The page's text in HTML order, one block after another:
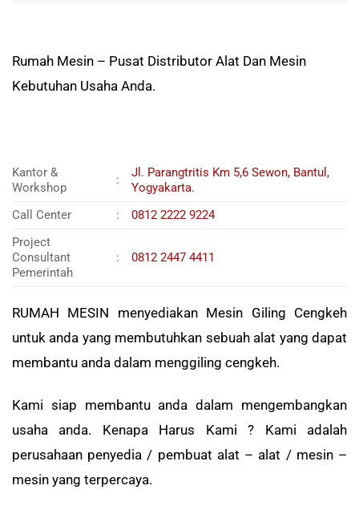
Rumah Mesin – Pusat Distributor Alat Dan Mesin
Kebutuhan Usaha Anda.
Kantor &
Workshop
:
Jl. Parangtritis Km 5,6 Sewon, Bantul,
Yogyakarta.
Call Center
:
0812 2222 9224
Project
Consultant
Pemerintah
: 0812 2447 4411
RUMAH MESIN menyediakan Mesin Giling Cengkeh
untuk anda yang membutuhkan sebuah alat yang dapat
membantu anda dalam menggiling cengkeh.
Kami siap membantu anda dalam mengembangkan
usaha anda. Kenapa Harus Kami ? Kami adalah
perusahaan penyedia / pembuat alat – alat / mesin –
mesin yang terpercaya.